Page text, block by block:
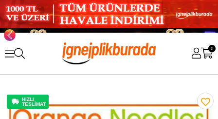
0
HIZLI
TESLİMAT